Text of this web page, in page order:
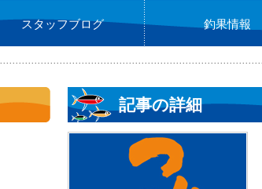
スタッフブログ 釣果情報
記事の詳細